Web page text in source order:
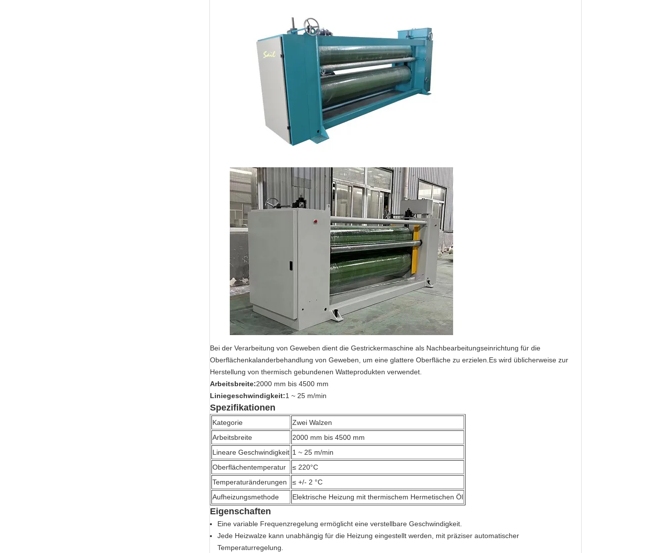
Bei der Verarbeitung von Geweben dient die Gestrickermaschine als Nachbearbeitungseinrichtung für die
Oberflächenkalanderbehandlung von Geweben, um eine glattere Oberfläche zu erzielen.Es wird üblicherweise zur
Herstellung von thermisch gebundenen Watteprodukten verwendet.
Arbeitsbreite:2000 mm bis 4500 mm
Liniegeschwindigkeit:1 ~ 25 m/min
Spezifikationen
Kategorie
Zwei Walzen
Arbeitsbreite
2000 mm bis 4500 mm
Lineare Geschwindigkeit 1 ~ 25 m/min
Oberflächentemperatur
≤ 220°C
Temperaturänderungen
≤ +/- 2 °C
Aufheizungsmethode
Elektrische Heizung mit thermischem Hermetischen Öl
Eigenschaften
Eine variable Frequenzregelung ermöglicht eine verstellbare Geschwindigkeit.
Jede Heizwalze kann unabhängig für die Heizung eingestellt werden, mit präziser automatischer
Temperaturregelung.